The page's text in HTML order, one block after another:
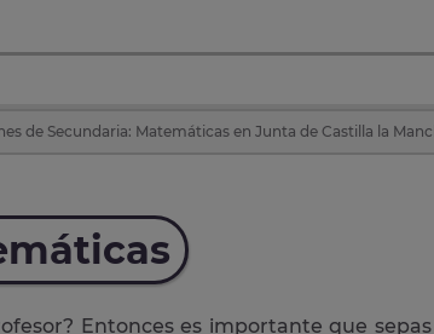
de Secundaria: Matemáticas en Junta de Castilla la
Entonces es importante que sepas